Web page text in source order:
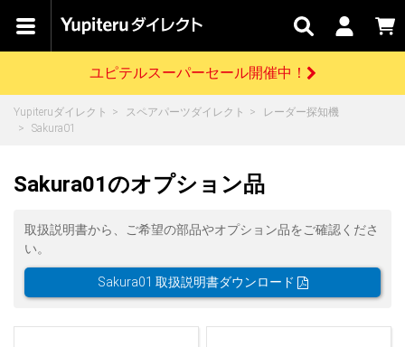
カテゴリで
キャン
ペーン
関連
サービス
お問い
合わせ
はじめての
WEB限定モデル
GPSデータ更新のお申込はこちら
ユピテル公式サイトはこちら
開催中のキャンペーン
【8/17(月) 7:59ま
scroll
お買い物ガイド
各種ご利用方法はこちら
よくあるご質問
お問い合わせ前のご確認はこちら
お問い合わせ
各種お問い合わせはこちら
ドライブレコーダーを比較して探す
ログインする
会員価格やポイントを利用してご購入頂けます
新規会員登録をする
ユピテルスーパーセール開催中！
Yupiteruダイレクト スペアパーツダイレクト
レーダー探知機
Sakura01
Sakura01のオプション品
取扱説明書から、ご希望の部品やオプション品をご確認くださ
い。
Sakura01 取扱説明書ダウンロード